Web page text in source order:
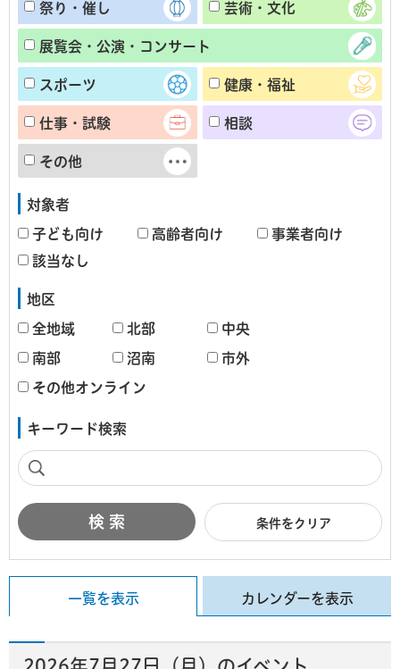
祭り・催し 芸術・文化
展覧会・公演・コンサート
スポーツ 健康・福祉
仕事・試験 相談
その他
対象者
子ども向け 高齢者向け
事業者向け
該当なし
地区
全地域 北部 中央
南部 沼南 市外
その他オンライン
キーワード検索
条件をクリア
一覧を表示 カレンダーを表示